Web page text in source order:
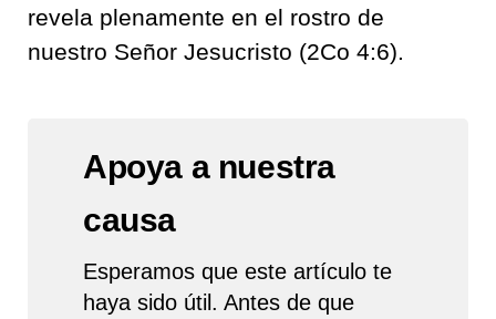
revela plenamente en el rostro de
nuestro Señor Jesucristo (2Co 4:6).
Apoya a nuestra
causa
Esperamos que este artículo te
haya sido útil. Antes de que